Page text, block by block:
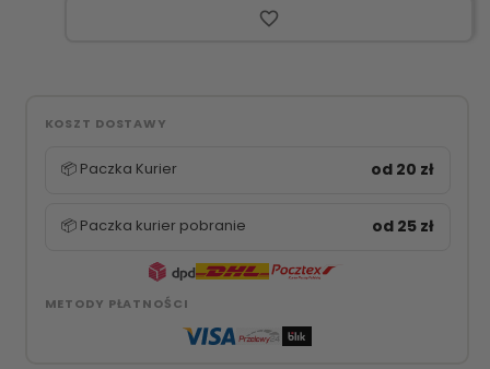
favorite_border
KOSZT DOSTAWY
📦 Paczka Kurier od 20 zł
📦 Paczka kurier pobranie od 25 zł
METODY PŁATNOŚCI